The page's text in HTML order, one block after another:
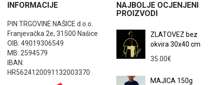
INFORMACIJE
PIN TRGOVINE NAŠICE d.o.o.
Franjevačka 2e, 31500 Našice
OIB: 49019306549
MB: 2594579
IBAN:
HR5624120091132003370
NAJBOLJE OCJENJENI
PROIZVODI
ZLATOVEZ bez
okvira 30x40 cm
35.00€
MAJICA 150g